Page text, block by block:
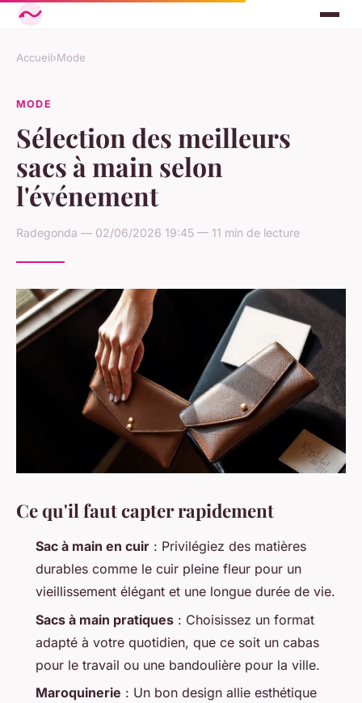
Accueil›Mode
MODE
Sélection des meilleurs
sacs à main selon
l'événement
Radegonda — 02/06/2026 19:45 — 11 min de lecture
Ce qu'il faut capter rapidement
Sac à main en cuir : Privilégiez des matières
durables comme le cuir pleine fleur pour un
vieillissement élégant et une longue durée de vie.
Sacs à main pratiques : Choisissez un format
adapté à votre quotidien, que ce soit un cabas
pour le travail ou une bandoulière pour la ville.
Maroquinerie : Un bon design allie esthétique